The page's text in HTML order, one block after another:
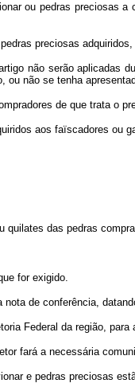
ou pedras preciosas
preciosas
não serão
ou não se tenha
de que trata o
aos faïscadores ou
quilates das pedras
for exigido.
de conferência,
Federal da região,
fará a necessária
e pedras preciosas